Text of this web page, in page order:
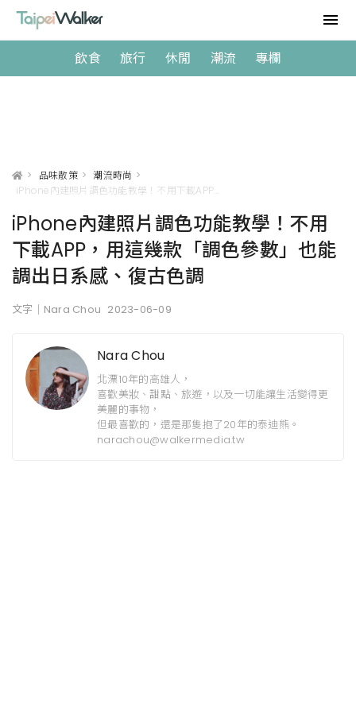
飲食 旅行 休閒 潮流 專欄
> 品味散策 > 潮流時尚 >
iPhone內建照片調色功能教學！不用
下載APP，用這幾款「調色參數」也能
調出日系感、復古色調
文字｜Nara Chou 2023-06-09
Nara Chou
北漂10年的高雄人，
喜歡美妝、甜點、旅遊，以及一切能讓生活變得更
美麗的事物，
但最喜歡的，還是那隻抱了20年的泰迪熊。
narachou@walkermedia.tw